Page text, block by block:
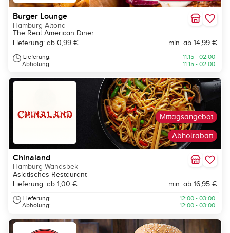
Burger Lounge
Hamburg Altona
The Real American Diner
Lieferung: ab 0,99 €
min. ab 14,99 €
Lieferung:
Abholung:
11:15 - 02:00
11:15 - 02:00
Abholrabatt
Mittagsangebot
Chinaland
Hamburg Wandsbek
Asiatisches Restaurant
Lieferung: ab 1,00 €
min. ab 16,95 €
Lieferung:
Abholung:
12:00 - 03:00
12:00 - 03:00